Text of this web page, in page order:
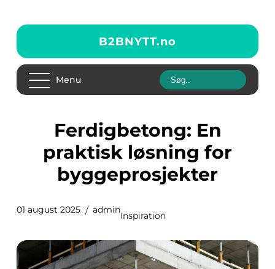
B2BNYTT.no
Menu
Ferdigbetong: En
praktisk løsning for
byggeprosjekter
01 august 2025 admin
Inspiration